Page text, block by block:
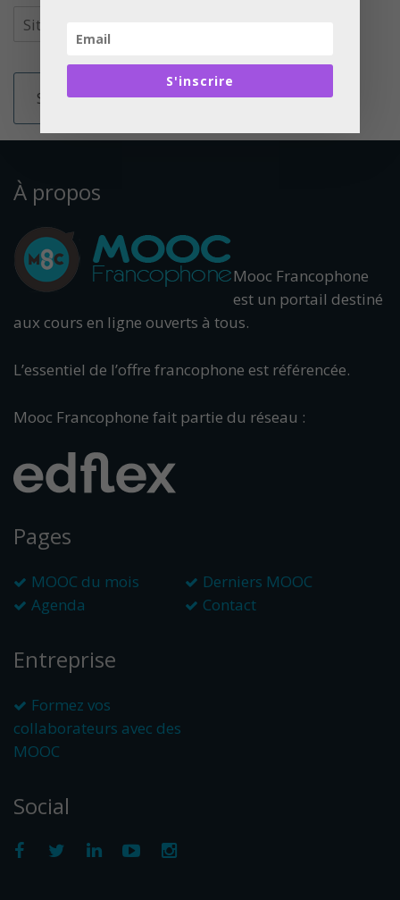
À propos
Mooc Francophone
est un portail destiné
aux cours en ligne ouverts à tous.
L’essentiel de l’offre francophone est référencée.
Mooc Francophone fait partie du réseau :
Pages
MOOC du mois
Derniers MOOC
Agenda
Contact
Entreprise
Formez vos
collaborateurs avec des
MOOC
Social
S'inscrire